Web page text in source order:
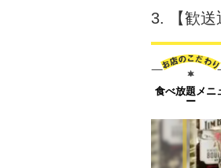
3. 【歓
食べ放題メニ
ー